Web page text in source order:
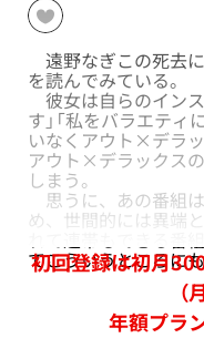
遠野なぎこの死去
を読んでみている。
彼女は自らのイン
す」「私をバラエテ
いなくアウト×デラ
アウト×デラックス
しまう。
思うに、あの番組
め、世間的には異端
てこういうところに
初回登録は初月
（
年額プラ